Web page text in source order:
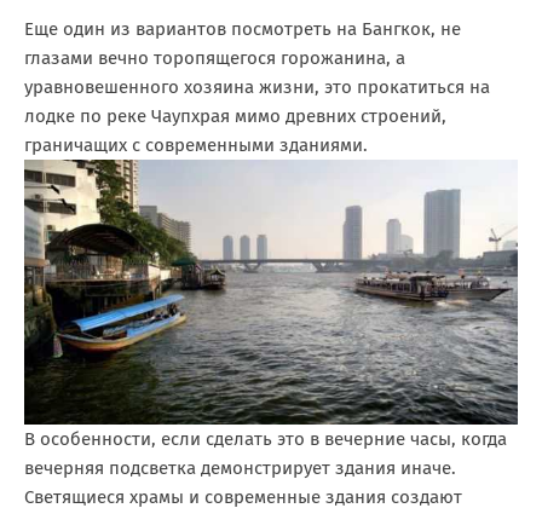
Еще один из вариантов посмотреть на Бангкок, не
глазами вечно торопящегося горожанина, а
уравновешенного хозяина жизни, это прокатиться на
лодке по реке Чаупхрая мимо древних строений,
граничащих с современными зданиями.
В особенности, если сделать это в вечерние часы, когда
вечерняя подсветка демонстрирует здания иначе.
Светящиеся храмы и современные здания создают